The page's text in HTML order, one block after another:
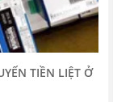
TIỀN LIỆT Ở